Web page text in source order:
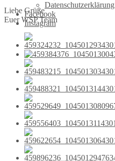
Datenschutzerklärung
Facebook
Instagram
Liebe Grüße
Euer WSP Team